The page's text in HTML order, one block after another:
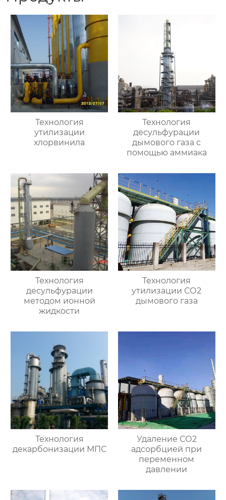
Технология
утилизации
хлорвинила
Технология
десульфурации
дымового газа с
помощью аммиака
Технология
десульфурации
методом ионной
жидкости
Технология
утилизации СО2
дымового газа
Технология
декарбонизации МПС
Удаление СО2
адсорбцией при
переменном
давлении